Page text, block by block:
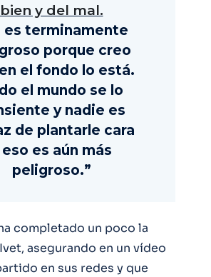
bien y del mal.
es terminamente
porque creo
el fondo lo está.
el mundo se lo
y nadie es
de plantarle cara
es aún más
peligroso.”
completado un poco la
asegurando en un vídeo
en sus redes y que